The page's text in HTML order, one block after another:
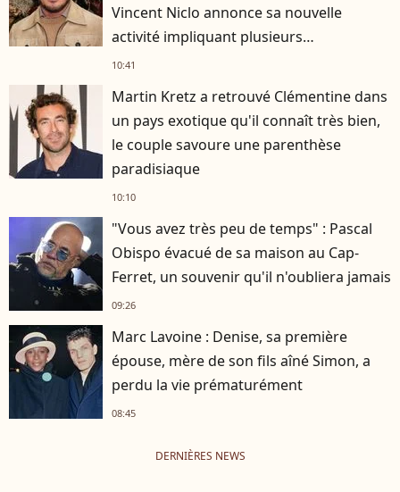
Vincent Niclo annonce sa nouvelle
activité impliquant plusieurs
personnalités
10:41
Martin Kretz a retrouvé Clémentine dans
un pays exotique qu'il connaît très bien,
le couple savoure une parenthèse
paradisiaque
10:10
"Vous avez très peu de temps" : Pascal
Obispo évacué de sa maison au Cap-
Ferret, un souvenir qu'il n'oubliera jamais
09:26
Marc Lavoine : Denise, sa première
épouse, mère de son fils aîné Simon, a
perdu la vie prématurément
08:45
DERNIÈRES NEWS